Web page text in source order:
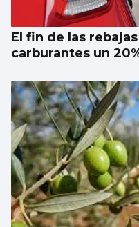
El fin de las
carburantes un